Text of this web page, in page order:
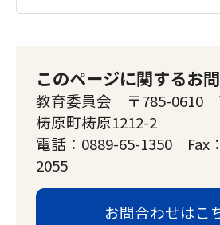
このページに関するお
教育委員会 〒785-0610
梼原町梼原1212-2
電話：0889-65-1350 Fax
2055
お問合わせはこ